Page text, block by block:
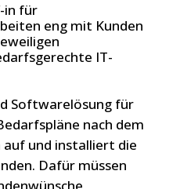
in für
eng mit Kunden
IT-
Softwarelösung für
nach dem
auf und installiert die
Dafür müssen